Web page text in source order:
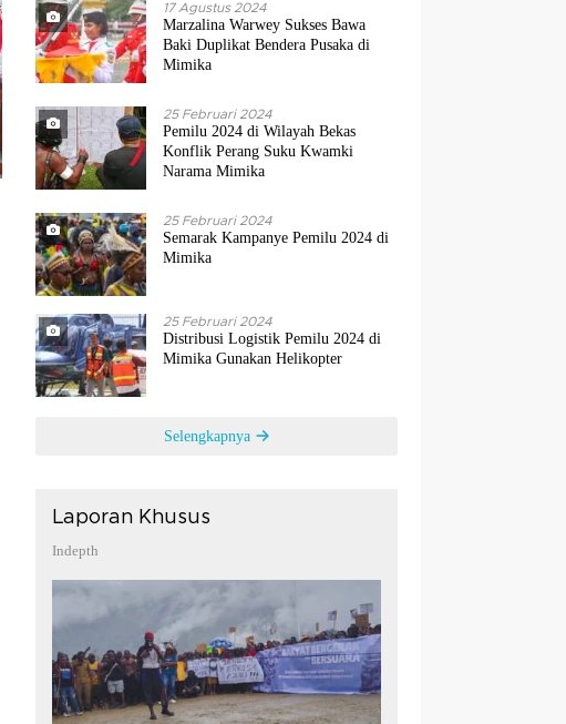
17 Agustus 2024
Marzalina Warwey Sukses Bawa
Baki Duplikat Bendera Pusaka di
Mimika
25 Februari 2024
Pemilu 2024 di Wilayah Bekas
Konflik Perang Suku Kwamki
Narama Mimika
25 Februari 2024
Semarak Kampanye Pemilu 2024 di
Mimika
25 Februari 2024
Distribusi Logistik Pemilu 2024 di
Mimika Gunakan Helikopter
Selengkapnya
Laporan Khusus
Indepth